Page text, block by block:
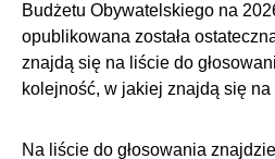
Budżetu Obywatelskiego na
opublikowana została
znajdą się na liście do
kolejność, w jakiej znajdą się na
Na liście do głosowania